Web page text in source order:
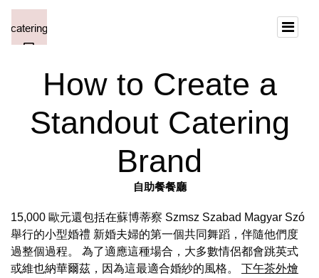
How to Create a
Standout Catering
Brand
自助餐餐廳
15,000 歐元還包括在蘇博蒂察 Szmsz Szabad Magyar Szó
舉行的小型婚禮 新婚夫婦的第一個共同舞蹈，伴隨他們度
過整個過程。 為了適應這種場合，大多數情侶都會跳英式
或維也納華爾茲，因為這最適合婚紗的風格。 下午茶外燴